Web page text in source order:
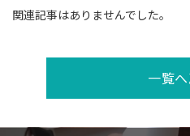
関連記事はありませんでした。
一覧